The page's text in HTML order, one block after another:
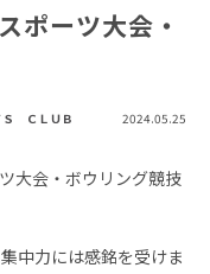
ポーツ大会・
Ｓ ＣＬＵＢ 2024.05.25
大会・ボウリング競技
中力には感銘を受けま